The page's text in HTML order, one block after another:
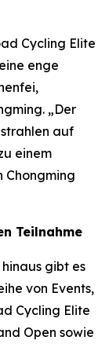
Cycling Elite
enge
„Der
auf
einem
Chongming
Teilnahme
gibt es
von Events,
Cycling Elite
Open sowie